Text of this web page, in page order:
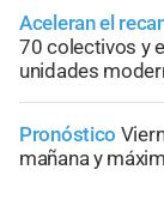
Aceleran el
70 colectivos y
unidades
Pronóstico
mañana y